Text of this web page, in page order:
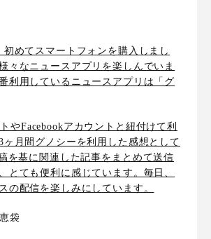
初めてスマートフォンを購入しまし
々なニュースアプリを楽しんでいま
利用しているニュースアプリは「グ
やFacebookアカウントと紐付けて利
ヶ月間グノシーを利用した感想として
を基に関連した記事をまとめて送信
とても便利に感じています。毎日、
の配信を楽しみにしています。
袋